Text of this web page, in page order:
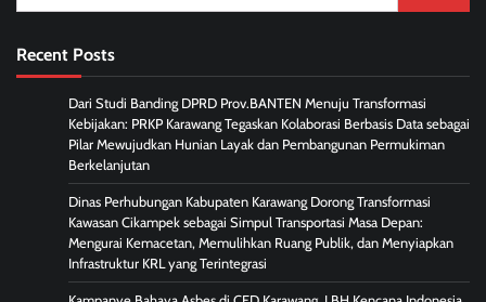
for:
Recent Posts
Dari Studi Banding DPRD Prov.BANTEN Menuju Transformasi
Kebijakan: PRKP Karawang Tegaskan Kolaborasi Berbasis Data sebagai
Pilar Mewujudkan Hunian Layak dan Pembangunan Permukiman
Berkelanjutan
Dinas Perhubungan Kabupaten Karawang Dorong Transformasi
Kawasan Cikampek sebagai Simpul Transportasi Masa Depan:
Mengurai Kemacetan, Memulihkan Ruang Publik, dan Menyiapkan
Infrastruktur KRL yang Terintegrasi